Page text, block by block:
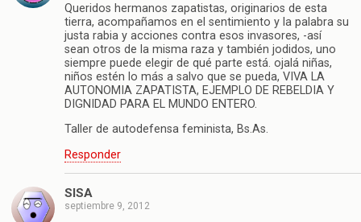
Queridos hermanos zapatistas, originarios de esta
tierra, acompañamos en el sentimiento y la palabra su
justa rabia y acciones contra esos invasores, -así
sean otros de la misma raza y también jodidos, uno
siempre puede elegir de qué parte está. ojalá niñas,
niños estén lo más a salvo que se pueda, VIVA LA
AUTONOMIA ZAPATISTA, EJEMPLO DE REBELDIA Y
DIGNIDAD PARA EL MUNDO ENTERO.
Taller de autodefensa feminista, Bs.As.
Responder
SISA
septiembre 9, 2012